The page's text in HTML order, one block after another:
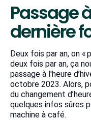
Passage
dernière
Deux fois par an, on «
deux fois par an, ça
passage à l'heure
octobre 2023. Alors,
du changement
quelques infos sûres
machine à café.